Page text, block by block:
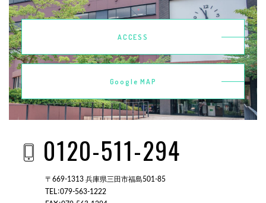
ACCESS
Google MAP
0120-511-294
〒669-1313 兵庫県三田市福島501-85
TEL：079-563-1222